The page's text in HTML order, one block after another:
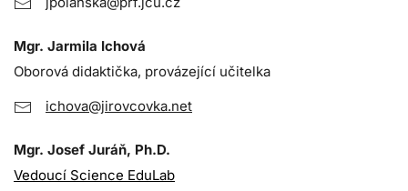
Mgr. Jarmila Ichová
Oborová didaktička, provázející učitelka
ichova@jirovcovka.net
Mgr. Josef Juráň, Ph.D.
Vedoucí Science EduLab